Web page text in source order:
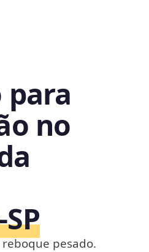
para
no
pesado.